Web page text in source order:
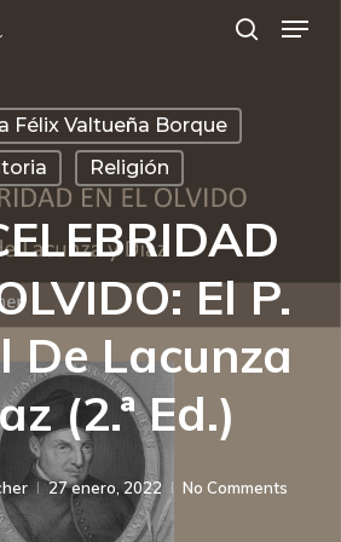
Menu
Félix Valtueña Borque
Religión
El P.
De Lacunza
(2.ª Ed.)
27 enero, 2022 No Comments